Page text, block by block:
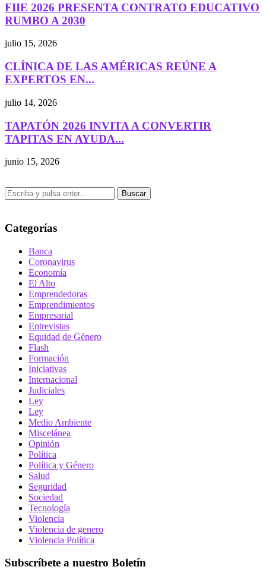
FIIE 2026 PRESENTA CONTRATO EDUCATIVO
RUMBO A 2030
julio 15, 2026
CLÍNICA DE LAS AMÉRICAS REÚNE A
EXPERTOS EN...
julio 14, 2026
TAPATÓN 2026 INVITA A CONVERTIR
TAPITAS EN AYUDA...
junio 15, 2026
Buscar
Categorías
Banca
Coronavirus
Economía
El Alto
Emprendedoras
Emprendimientos
Empresarial
Entrevistas
Equidad de Género
Flash
Formación
Iniciativas
Internacional
Judiciales
Ley
Ley
Medio Ambiente
Miscelánea
Opinión
Política
Política y Género
Salud
Seguridad
Sociedad
Tecnología
Violencia
Violencia de genero
Violencia Política
Subscríbete a nuestro Boletín